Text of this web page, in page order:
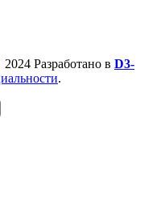
2024 Разработано в D3-
.